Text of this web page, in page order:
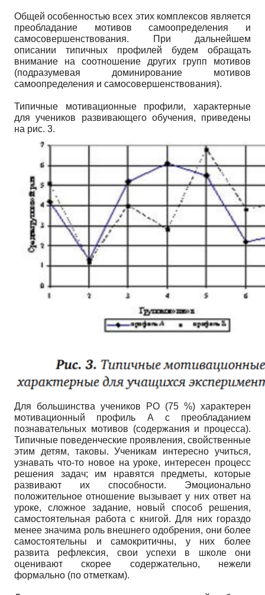
Общей особенностью всех этих комплексов является
преобладание мотивов самоопределения и
самосовершенствования. При дальнейшем
описании типичных профилей будем обращать
внимание на соотношение других групп мотивов
(подразумевая доминирование мотивов
самоопределения и самосовершенствования).
Типичные мотивационные профили, характерные
для учеников развивающего обучения, приведены
на рис. 3.
Для большинства учеников РО (75 %) характерен
мотивационный профиль А с преобладанием
познавательных мотивов (содержания и процесса).
Типичные поведенческие проявления, свойственные
этим детям, таковы. Ученикам интересно учиться,
узнавать что-то новое на уроке, интересен процесс
решения задач; им нравятся предметы, которые
развивают их способности. Эмоционально
положительное отношение вызывает у них ответ на
уроке, сложное задание, новый способ решения,
самостоятельная работа с книгой. Для них гораздо
менее значима роль внешнего одобрения, они более
самостоятельны и самокритичны, у них более
развита рефлексия, свои успехи в школе они
оценивают скорее содержательно, нежели
формально (по отметкам).